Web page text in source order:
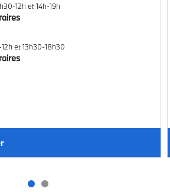
12h et 14h-19h
et 13h30-18h30